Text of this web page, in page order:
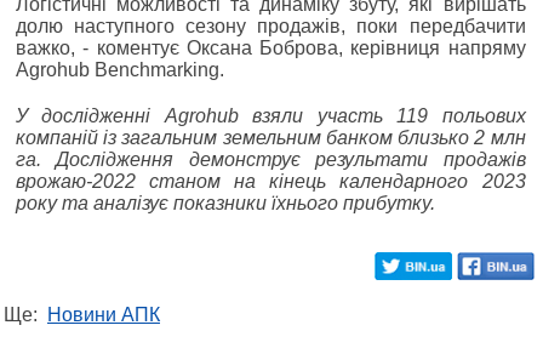
долю наступного сезону продажів, поки передбачити
важко, - коментує Оксана Боброва, керівниця напряму
Agrohub Benchmarking.
У дослідженні Agrohub взяли участь 119 польових
компаній із загальним земельним банком близько 2 млн
га. Дослідження демонструє результати продажів
врожаю-2022 станом на кінець календарного 2023
року та аналізує показники їхнього прибутку.
Ще: Новини АПК